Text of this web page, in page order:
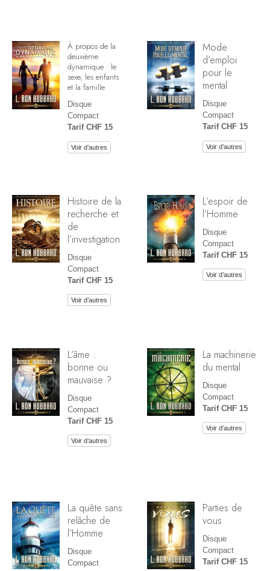
À propos de la
deuxième
dynamique : le
sexe, les enfants
et la famille
Disque
Compact
Tarif CHF 15
Voir d’autres
Mode
d’emploi
pour le
mental
Disque
Compact
Tarif CHF 15
Voir d’autres
Histoire de la
recherche et
de
l’investigation
Disque
Compact
Tarif CHF 15
Voir d’autres
L’espoir de
l’Homme
Disque
Compact
Tarif CHF 15
Voir d’autres
L’âme :
bonne ou
mauvaise ?
Disque
Compact
Tarif CHF 15
Voir d’autres
La machinerie
du mental
Disque
Compact
Tarif CHF 15
Voir d’autres
La quête sans
relâche de
l’Homme
Disque
Compact
Parties de
vous
Disque
Compact
Tarif CHF 15